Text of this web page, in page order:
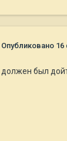
Опубликовано 16
должен был